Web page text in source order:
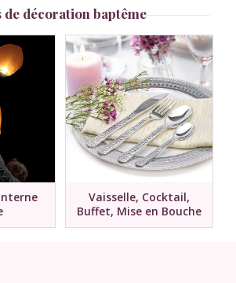
de décoration baptême
Vaisselle, Cocktail,
Buffet, Mise en Bouche